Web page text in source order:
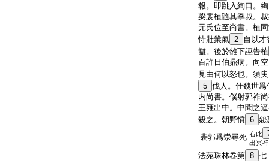
報。即跳入絢口。
梁裴植隨其季叔。
元氏位至尚書。植
恃壯業氣 2 自以才
讎。後於雒下誣告植
百許日伯鼎病。向
見由何以怒也。須
5 伐人。仕魏世
内尚書。僕射郭祚
王雍出中。中聞之
殺之。朝野憤 6 怨
裴郭爲崇尋死 右此
出冥
法苑珠林卷第 8 七